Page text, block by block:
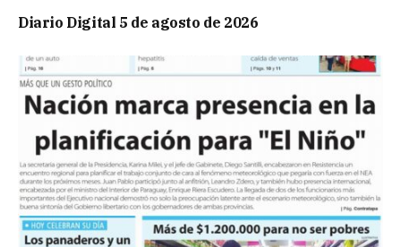
Diario Digital 5 de agosto de 2026